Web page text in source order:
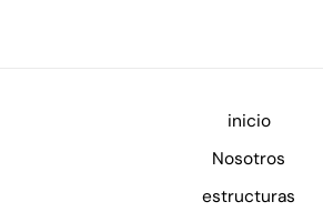
inicio
Nosotros
estructuras